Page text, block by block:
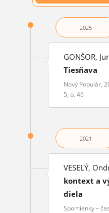
2025
GONŠOR,
Tiesňava
Nový Populár,
5, p. 46
2021
VESELÝ,
kontext a
diela
Spomienky –